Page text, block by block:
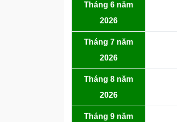
Tháng 6 năm
2026
Tháng 7 năm
2026
Tháng 8 năm
2026
Tháng 9 năm